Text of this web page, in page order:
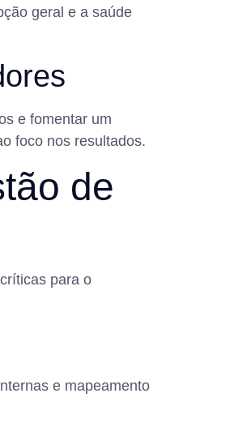
geral e a saúde
e fomentar um
foco nos resultados.
de
para o
e mapeamento